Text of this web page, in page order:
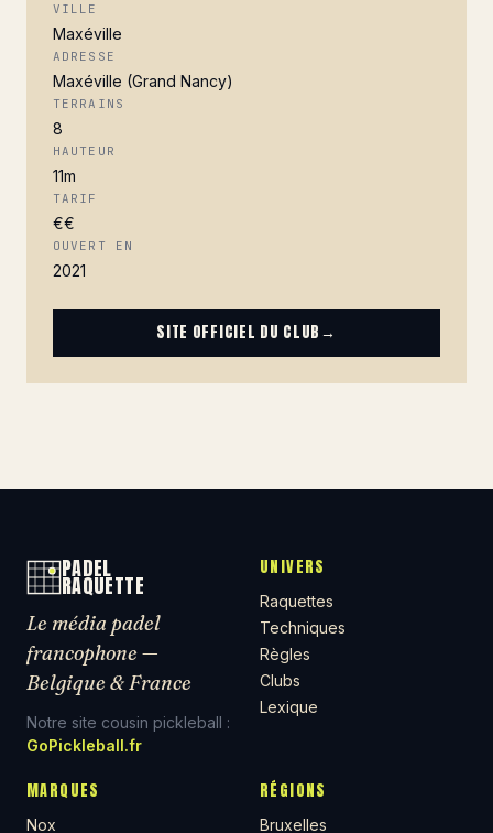
VILLE
Maxéville
ADRESSE
Maxéville (Grand Nancy)
TERRAINS
8
HAUTEUR
11m
TARIF
€€
OUVERT EN
2021
SITE OFFICIEL DU CLUB→
PADEL
RAQUETTE
Le média padel
francophone —
Belgique & France
Notre site cousin pickleball :
GoPickleball.fr
UNIVERS
Raquettes
Techniques
Règles
Clubs
Lexique
MARQUES
Nox
RÉGIONS
Bruxelles